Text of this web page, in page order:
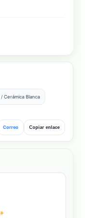
/ Cerámica Blanca
Correo Copiar enlace